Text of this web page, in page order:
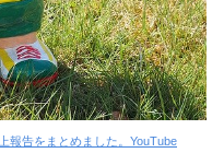
告をまとめました。YouTube